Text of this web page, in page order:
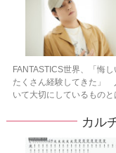
FANTASTICS世界、「悔
たくさん経験してきた」
いて大切にしているものと
カル